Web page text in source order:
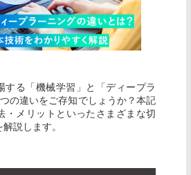
する「機械学習」と「ディープラ
の違いをご存知でしょうか？本記
・メリットといったさまざまな切
説します。